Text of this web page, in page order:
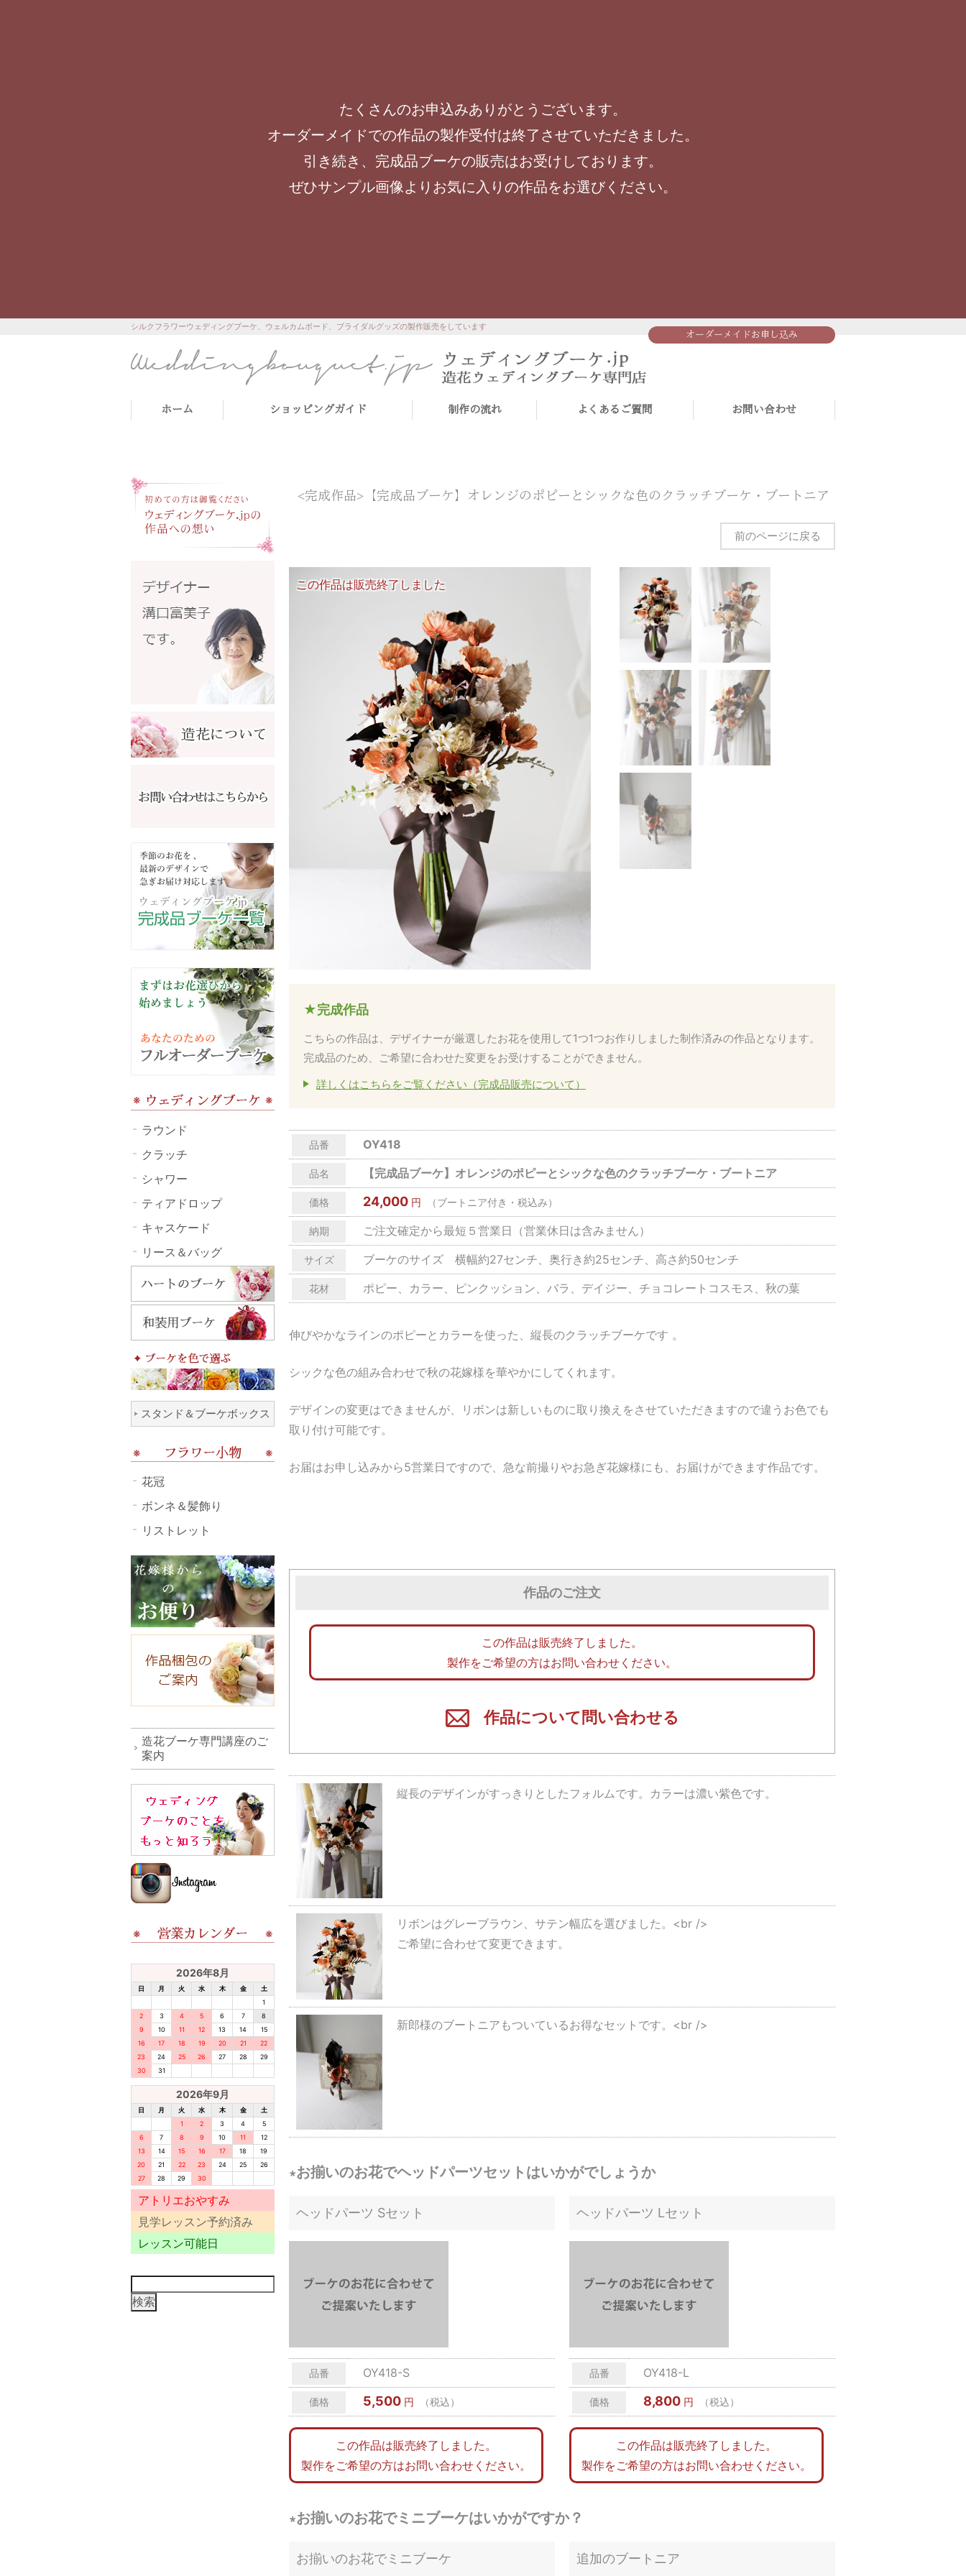
たくさんのお申込みありがとうございます。
オーダーメイドでの作品の製作受付は終了させていただきました。
引き続き、完成品ブーケの販売はお受けしております。
ぜひサンプル画像よりお気に入りの作品をお選びください。
シルクフラワーウェディングブーケ、ウェルカムボード、ブライダルグッズの製作販売をしています
ホーム ショッピングガイド 制作の流れ よくあるご質問 お問い合わせ
オーダーメイドお申し込み
<完成作品> 【完成品ブーケ】オレンジのポピーとシックな色のクラッチブーケ・ブートニア
前のページに戻る
この作品は販売終了しました
★完成作品
こちらの作品は、デザイナーが厳選したお花を使用して1つ1つお作りしました制作済みの作品となります。
完成品のため、ご希望に合わせた変更をお受けすることができません。
詳しくはこちらをご覧ください（完成品販売について）
品番 OY418
品名 【完成品ブーケ】オレンジのポピーとシックな色のクラッチブーケ・ブートニア
価格 24,000 円 （ブートニア付き・税込み）
納期 ご注文確定から最短５営業日（営業休日は含みません）
サイズ ブーケのサイズ 横幅約27センチ、奥行き約25センチ、高さ約50センチ
花材 ポピー、カラー、ピンクッション、バラ、デイジー、チョコレートコスモス、秋の葉
伸びやかなラインのポピーとカラーを使った、縦長のクラッチブーケです 。
シックな色の組み合わせで秋の花嫁様を華やかにしてくれます。
デザインの変更はできませんが、リボンは新しいものに取り換えをさせていただきますので違うお色でも
取り付け可能です。
お届はお申し込みから5営業日ですので、急な前撮りやお急ぎ花嫁様にも、お届けができます作品です。
作品のご注文
この作品は販売終了しました。
製作をご希望の方はお問い合わせください。
作品について問い合わせる
縦長のデザインがすっきりとしたフォルムです。カラーは濃い紫色です。
リボンはグレーブラウン、サテン幅広を選びました。<br />
ご希望に合わせて変更できます。
新郎様のブートニアもついているお得なセットです。<br />
∗お揃いのお花でヘッドパーツセットはいかがでしょうか
ヘッドパーツ Sセット
品番 OY418-S
価格 5,500 円 （税込）
この作品は販売終了しました。
製作をご希望の方はお問い合わせください。
ヘッドパーツ Lセット
品番 OY418-L
価格 8,800 円 （税込）
この作品は販売終了しました。
製作をご希望の方はお問い合わせください。
∗お揃いのお花でミニブーケはいかがですか？
お揃いのお花でミニブーケ 追加のブートニア
ラウンド
クラッチ
シャワー
ティアドロップ
キャスケード
リース＆バッグ
スタンド＆ブーケボックス
花冠
ボンネ＆髪飾り
リストレット
造花ブーケ専門講座のご
案内
2026年8月
日 月 火 水 木 金
土
1
2
3 4 5 6 7
8
9
10 11 12 13 14
15
16
17 18 19 20 21
22
23
24 25 26 27 28
29
30
31
2026年9月
日 月 火 水 木 金
土
1
2 3 4
5
6
7 8 9 10 11
12
13
14 15 16 17 18
19
20
21 22 23 24 25
26
27
28 29 30
アトリエおやすみ
見学レッスン予約済み
レッスン可能日
検
索: